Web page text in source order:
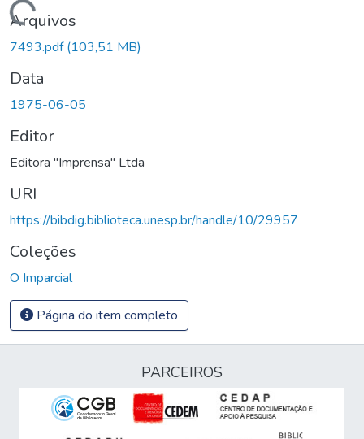
Carregando...
Arquivos
7493.pdf(103,51 MB)
Data
1975-06-05
Editor
Editora "Imprensa" Ltda
URI
https://bibdig.biblioteca.unesp.br/handle/10/29957
Coleções
O Imparcial
Página do item completo
PARCEIROS